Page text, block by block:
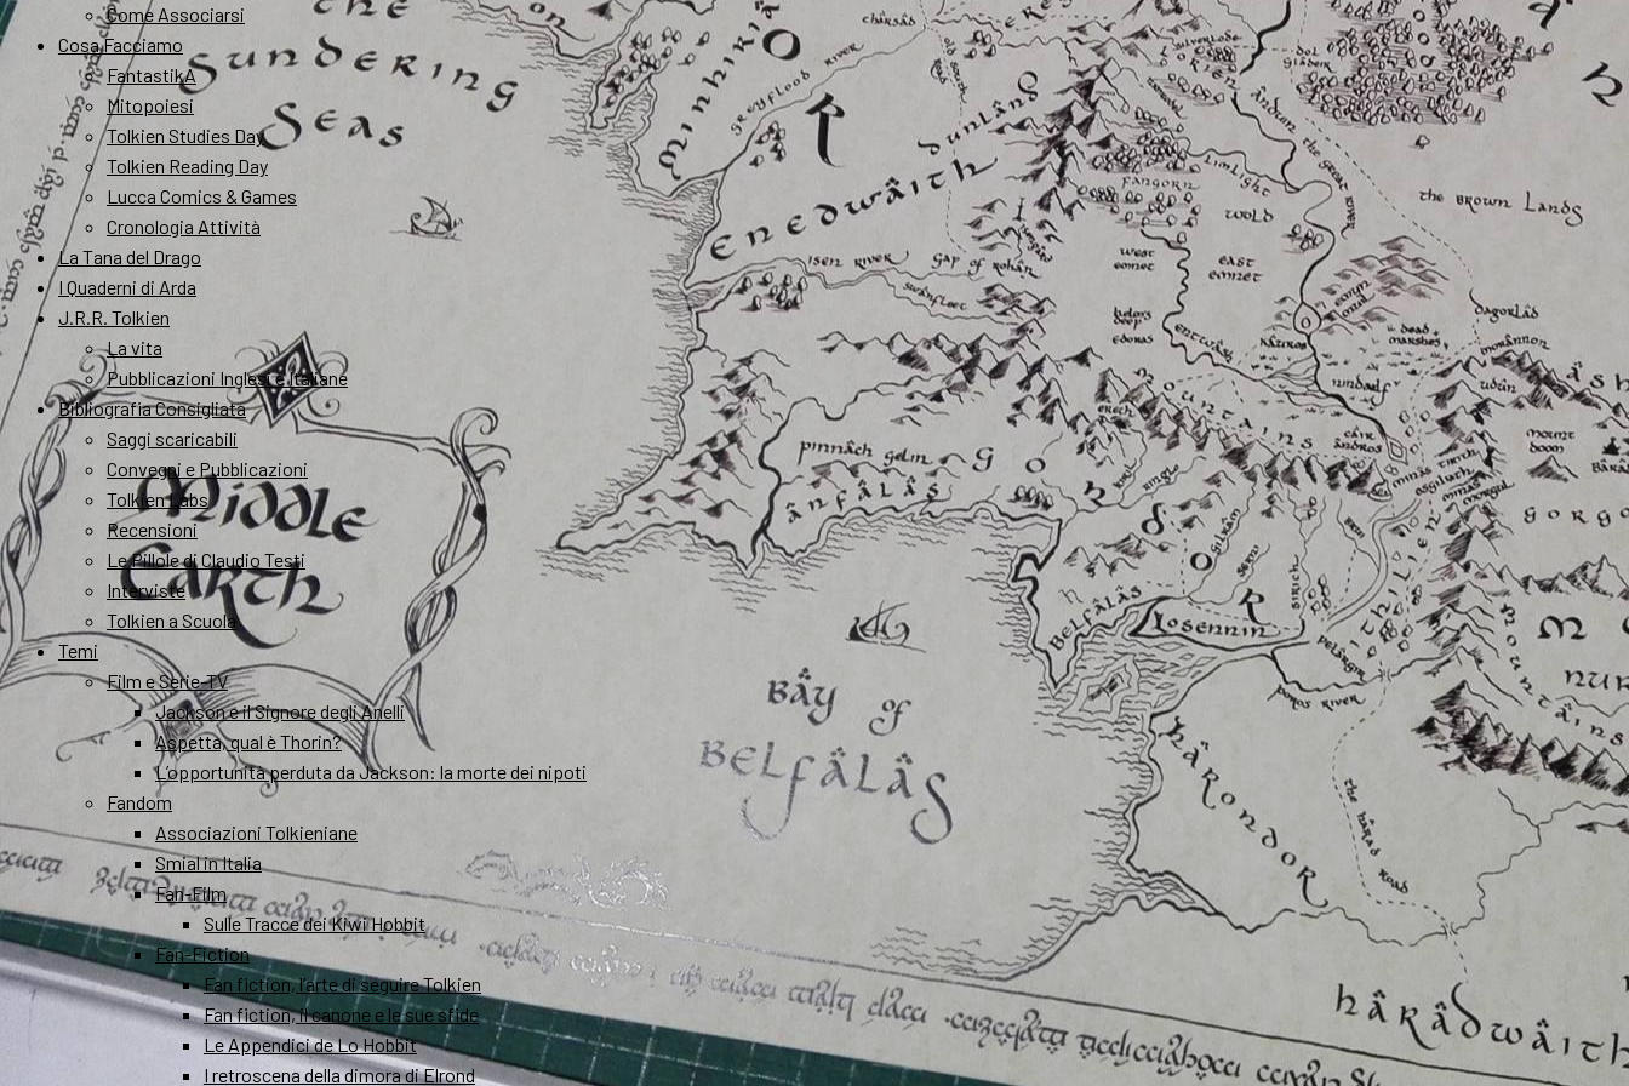
Come Associarsi
Cosa Facciamo
FantastikA
Mitopoiesi
Tolkien Studies Day
Tolkien Reading Day
Lucca Comics & Games
Cronologia Attività
La Tana del Drago
I Quaderni di Arda
J.R.R. Tolkien
La vita
Pubblicazioni Inglesi e Italiane
Bibliografia Consigliata
Saggi scaricabili
Convegni e Pubblicazioni
Tolkien Labs
Recensioni
Le Pillole di Claudio Testi
Interviste
Tolkien a Scuola
Temi
Film e Serie-TV
Jackson e il Signore degli Anelli
Aspetta, qual è Thorin?
L’opportunità perduta da Jackson: la morte dei nipoti
Fandom
Associazioni Tolkieniane
Smial in Italia
Fan-Film
Sulle Tracce dei Kiwi Hobbit
Fan-Fiction
Fan fiction, l’arte di seguire Tolkien
Fan fiction, il canone e le sue sfide
Le Appendici de Lo Hobbit
I retroscena della dimora di Elrond